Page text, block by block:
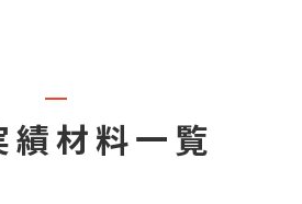
績材料一覧